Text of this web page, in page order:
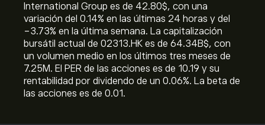
International Group es de 42.80‎$‎, con una
variación del ‎0.14‎% en las últimas 24 horas y del
‎-3.73‎% en la última semana. La capitalización
bursátil actual de 02313.HK es de 64.34B‎$‎, con
un volumen medio en los últimos tres meses de
7.25M. El PER de las acciones es de 10.19 y su
rentabilidad por dividendo de un 0.06%. La beta de
las acciones es de 0.01.